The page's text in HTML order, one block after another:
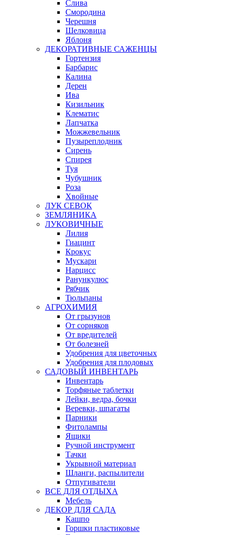
Слива
Смородина
Черешня
Шелковица
Яблоня
ДЕКОРАТИВНЫЕ САЖЕНЦЫ
Гортензия
Барбарис
Калина
Дерен
Ива
Кизильник
Клематис
Лапчатка
Можжевельник
Пузыреплодник
Сирень
Спирея
Туя
Чубушник
Роза
Хвойные
ЛУК СЕВОК
ЗЕМЛЯНИКА
ЛУКОВИЧНЫЕ
Лилия
Гиацинт
Крокус
Мускари
Нарцисс
Ранункулюс
Рябчик
Тюльпаны
АГРОХИМИЯ
От грызунов
От сорняков
От вредителей
От болезней
Удобрения для цветочных
Удобрения для плодовых
САДОВЫЙ ИНВЕНТАРЬ
Инвентарь
Торфяные таблетки
Лейки, ведра, бочки
Веревки, шпагаты
Парники
Фитолампы
Ящики
Ручной инструмент
Тачки
Укрывной материал
Шланги, распылители
Отпугиватели
ВСЕ ДЛЯ ОТДЫХА
Мебель
ДЕКОР ДЛЯ САДА
Кашпо
Горшки пластиковые